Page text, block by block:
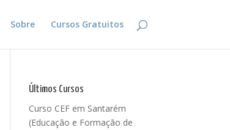
Sobre Cursos Gratuitos
Últimos Cursos
Curso CEF em Santarém
(Educação e Formação de